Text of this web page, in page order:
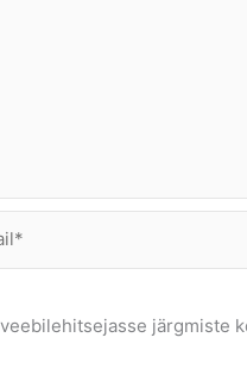
järgmiste